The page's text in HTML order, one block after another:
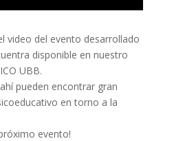
video del evento desarrollado
disponible en nuestro
UBB.
pueden encontrar gran
en torno a la
evento!